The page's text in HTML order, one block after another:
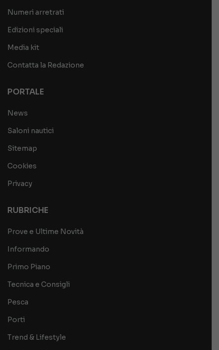
Numeri arretrati
Edizioni speciali
Media kit
Contatta la Redazione
PORTALE
News
Saloni nautici
Sitemap
Cookies
Privacy
RUBRICHE
Prove e Ultime Novità
Informando
Primo Piano
Tecnica e Consigli
Pesca
Porti
Trend & Lifestyle